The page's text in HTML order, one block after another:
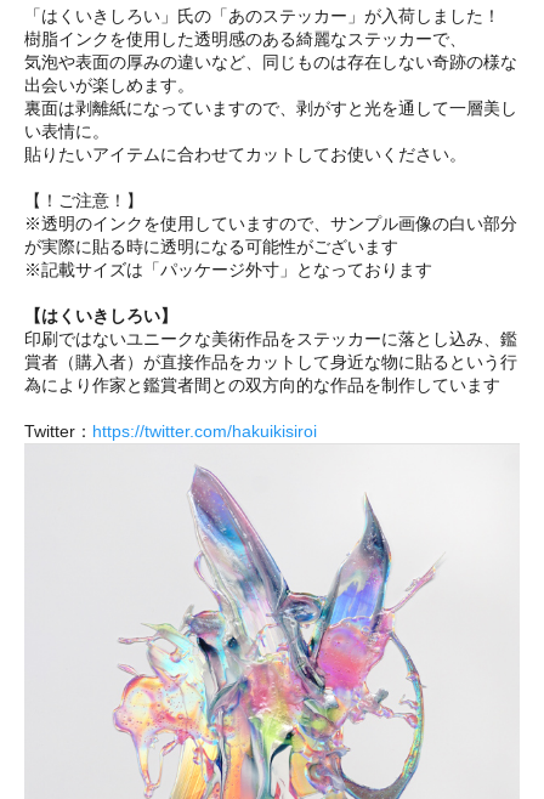
「はくいきしろい」氏の「あのステッカー」が入荷しました！
樹脂インクを使用した透明感のある綺麗なステッカーで、
気泡や表面の厚みの違いなど、同じものは存在しない奇跡の様な
出会いが楽しめます。
裏面は剥離紙になっていますので、剥がすと光を通して一層美し
い表情に。
貼りたいアイテムに合わせてカットしてお使いください。
【！ご注意！】
※透明のインクを使用していますので、サンプル画像の白い部分
が実際に貼る時に透明になる可能性がございます
※記載サイズは「パッケージ外寸」となっております
【はくいきしろい】
印刷ではないユニークな美術作品をステッカーに落とし込み、鑑
賞者（購入者）が直接作品をカットして身近な物に貼るという行
為により作家と鑑賞者間との双方向的な作品を制作しています
Twitter： https://twitter.com/hakuikisiroi